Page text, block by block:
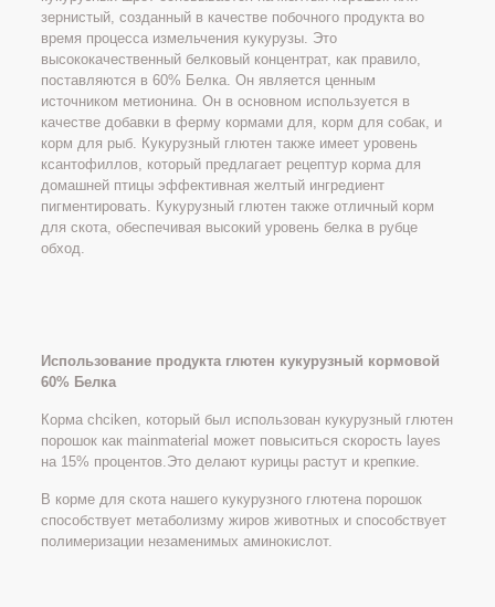
зернистый, созданный в качестве побочного продукта во
время процесса измельчения кукурузы. Это
высококачественный белковый концентрат, как правило,
поставляются в 60% Белка. Он является ценным
источником метионина. Он в основном используется в
качестве добавки в ферму кормами для, корм для собак, и
корм для рыб. Кукурузный глютен также имеет уровень
ксантофиллов, который предлагает рецептур корма для
домашней птицы эффективная желтый ингредиент
пигментировать. Кукурузный глютен также отличный корм
для скота, обеспечивая высокий уровень белка в рубце
обход.
Использование продукта глютен кукурузный кормовой
60% Белка
Корма chciken, который был использован кукурузный глютен
порошок как mainmaterial может повыситься скорость layes
на 15% процентов.Это делают курицы растут и крепкие.
В корме для скота нашего кукурузного глютена порошок
способствует метаболизму жиров животных и способствует
полимеризации незаменимых аминокислот.